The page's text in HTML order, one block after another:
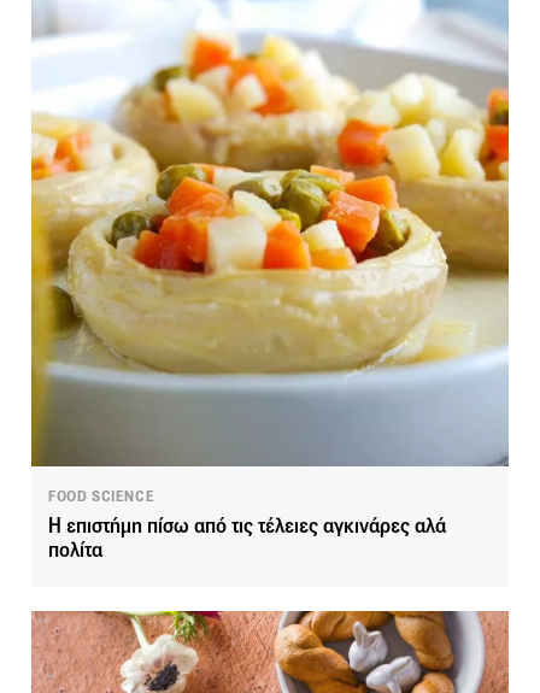
FOOD SCIENCE
Η επιστήμη πίσω από τις τέλειες αγκινάρες αλά
πολίτα